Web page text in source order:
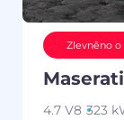
Zlevněno o
4.7 V8 323